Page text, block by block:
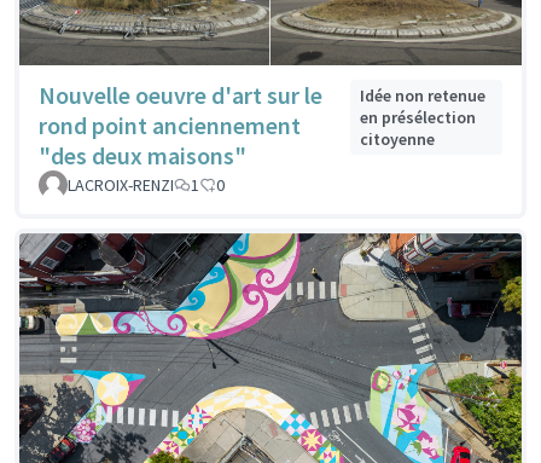
Nouvelle oeuvre d'art sur le
rond point anciennement
"des deux maisons"
Idée non retenue
en présélection
citoyenne
LACROIX-RENZI 1 0